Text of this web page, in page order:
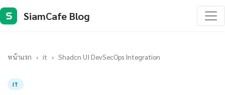
S SiamCafe Blog
หน้าแรก › it › Shadcn UI DevSecOps Integration
IT